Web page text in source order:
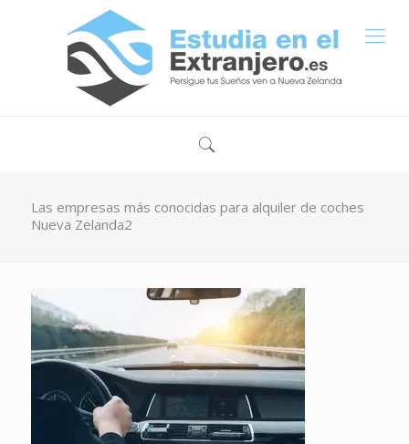
Las empresas más conocidas para alquiler de coches
Nueva Zelanda2